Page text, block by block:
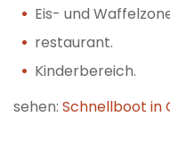
Eis- und
restaurant.
Kinderbereich.
sehen: Schnellboot in